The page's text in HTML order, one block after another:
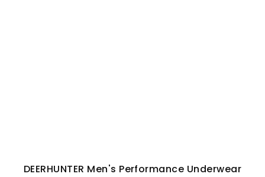
DEERHUNTER Men's Performance Underwear